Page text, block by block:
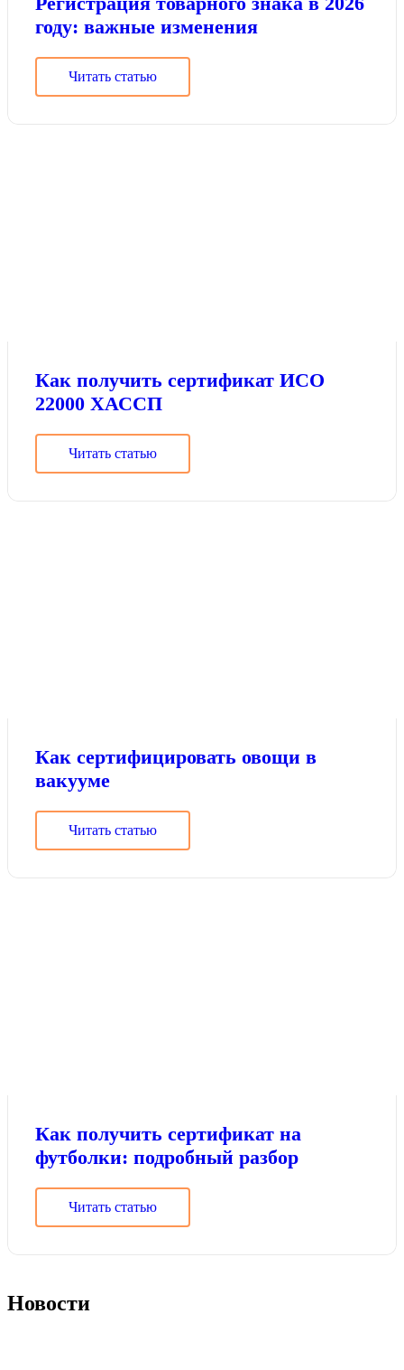
году: важные изменения
Читать статью
Как получить сертификат ИСО
22000 ХАССП
Читать статью
Как сертифицировать овощи в
вакууме
Читать статью
Как получить сертификат на
футболки: подробный разбор
Читать статью
Новости